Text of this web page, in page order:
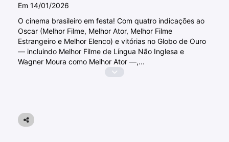
Em 14/01/2026
O cinema brasileiro em festa! Com quatro indicações ao
Oscar (Melhor Filme, Melhor Ator, Melhor Filme
Estrangeiro e Melhor Elenco) e vitórias no Globo de Ouro
— incluindo Melhor Filme de Língua Não Inglesa e
Wagner Moura como Melhor Ator —,...